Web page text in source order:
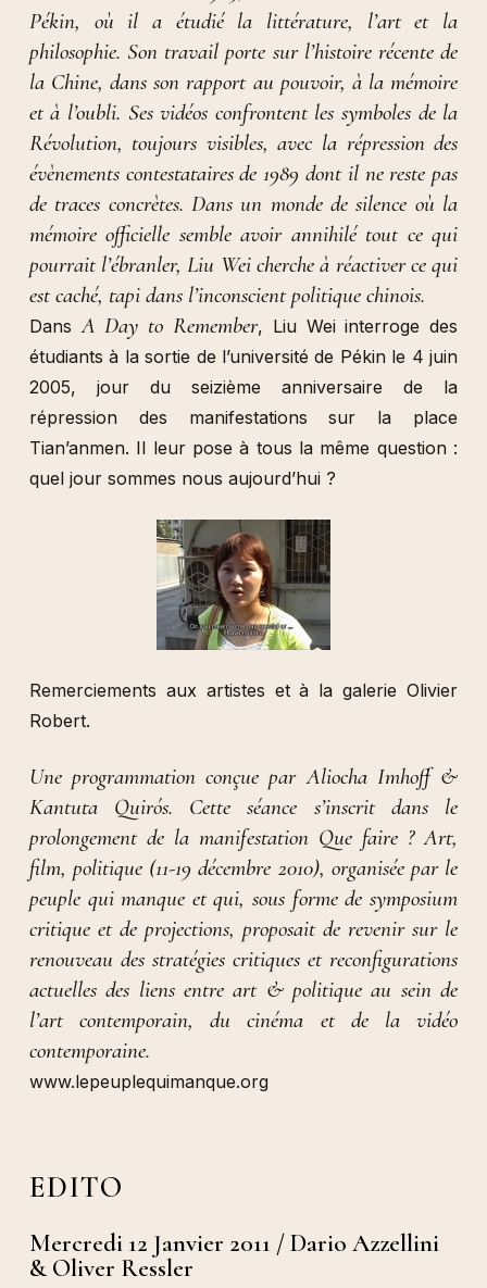
Pékin, où il a étudié la littérature, l’art et la
philosophie. Son travail porte sur l’histoire récente de
la Chine, dans son rapport au pouvoir, à la mémoire
et à l’oubli. Ses vidéos confrontent les symboles de la
Révolution, toujours visibles, avec la répression des
évènements contestataires de 1989 dont il ne reste pas
de traces concrètes. Dans un monde de silence où la
mémoire officielle semble avoir annihilé tout ce qui
pourrait l’ébranler, Liu Wei cherche à réactiver ce qui
est caché, tapi dans l’inconscient politique chinois.
DansA Day to Remember, Liu Wei interroge des
étudiants à la sortie de l’université de Pékin le 4 juin
2005, jour du seizième anniversaire de la
répression des manifestations sur la place
Tian’anmen. Il leur pose à tous la même question :
quel jour sommes nous aujourd’hui ?
Remerciements aux artistes et à la galerie Olivier
Robert.
Une programmation conçue par Aliocha Imhoff &
Kantuta Quirós. Cette séance s’inscrit dans le
prolongement de la manifestation Que faire ? Art,
film, politique (11-19 décembre 2010), organisée par le
peuple qui manque et qui, sous forme de symposium
critique et de projections, proposait de revenir sur le
renouveau des stratégies critiques et reconfigurations
actuelles des liens entre art & politique au sein de
l’art contemporain, du cinéma et de la vidéo
contemporaine.
www.lepeuplequimanque.org
EDITO
Mercredi 12 Janvier 2011 / Dario Azzellini
& Oliver Ressler